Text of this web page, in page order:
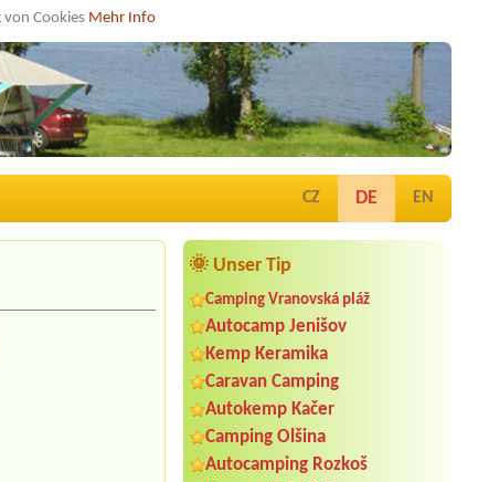
von Cookies Mehr Info
CZ DE EN
🌞 Unser Tip
Camping Vranovská pláž
Autocamp Jenišov
Kemp Keramika
Caravan Camping
Autokemp Kačer
Camping Olšina
Autocamping Rozkoš